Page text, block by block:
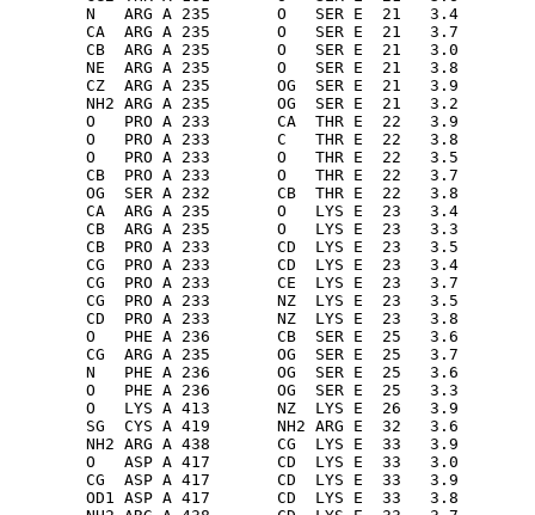
N   ARG A 235       O   SER E  21   3.4
CA  ARG A 235       O   SER E  21   3.7
CB  ARG A 235       O   SER E  21   3.0
NE  ARG A 235       O   SER E  21   3.8
CZ  ARG A 235       OG  SER E  21   3.9
NH2 ARG A 235       OG  SER E  21   3.2
O   PRO A 233       CA  THR E  22   3.9
O   PRO A 233       C   THR E  22   3.8
O   PRO A 233       O   THR E  22   3.5
CB  PRO A 233       O   THR E  22   3.7
OG  SER A 232       CB  THR E  22   3.8
CA  ARG A 235       O   LYS E  23   3.4
CB  ARG A 235       O   LYS E  23   3.3
CB  PRO A 233       CD  LYS E  23   3.5
CG  PRO A 233       CD  LYS E  23   3.4
CG  PRO A 233       CE  LYS E  23   3.7
CG  PRO A 233       NZ  LYS E  23   3.5
CD  PRO A 233       NZ  LYS E  23   3.8
O   PHE A 236       CB  SER E  25   3.6
CG  ARG A 235       OG  SER E  25   3.7
N   PHE A 236       OG  SER E  25   3.6
O   PHE A 236       OG  SER E  25   3.3
O   LYS A 413       NZ  LYS E  26   3.9
SG  CYS A 419       NH2 ARG E  32   3.6
NH2 ARG A 438       CG  LYS E  33   3.9
O   ASP A 417       CD  LYS E  33   3.0
CG  ASP A 417       CD  LYS E  33   3.9
OD1 ASP A 417       CD  LYS E  33   3.8